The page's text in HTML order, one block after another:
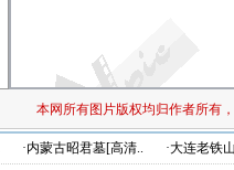
本网所有图片版权均归作者所有
·内蒙古昭君墓[高清.. ·大连老铁